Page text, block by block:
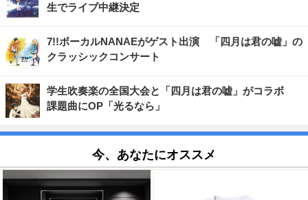
生でライブ中継決定
7!!ボーカルNANAEがゲスト出演 「四月は君の嘘」の
クラッシックコンサート
学生吹奏楽の全国大会と「四月は君の嘘」がコラボ
課題曲にOP「光るなら」
今、あなたにオススメ